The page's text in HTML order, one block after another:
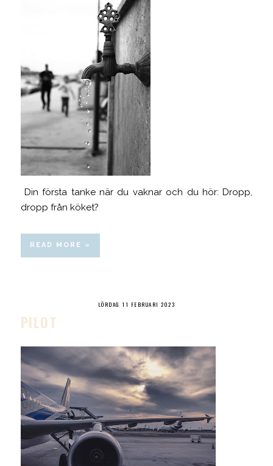
Din första tanke när du vaknar och du hör: Dropp,
dropp från köket?
READ MORE »
LÖRDAG 11 FEBRUARI 2023
PILOT